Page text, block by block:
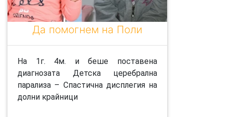
Да помогнем на Поли
На 1г. 4м. и беше поставена
диагнозата Детска церебрална
парализа – Спастична дисплегия на
долни крайници